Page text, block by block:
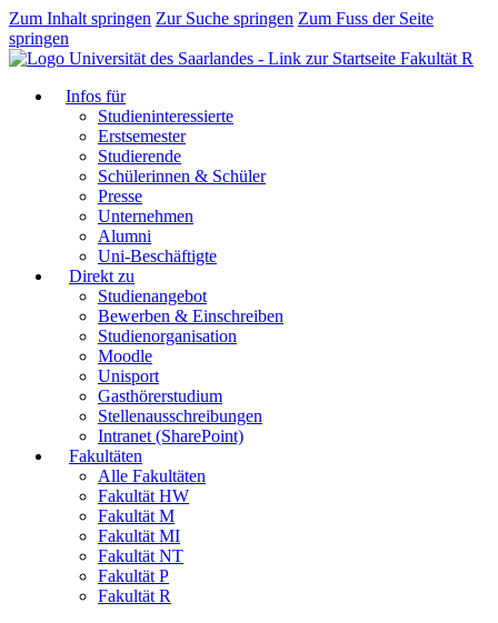
Zum Inhalt springen Zur Suche springen Zum Fuss der Seite
springen
Fakultät R
Infos für
Studieninteressierte
Erstsemester
Studierende
Schülerinnen & Schüler
Presse
Unternehmen
Alumni
Uni-Beschäftigte
Direkt zu
Studienangebot
Bewerben & Einschreiben
Studienorganisation
Moodle
Unisport
Gasthörerstudium
Stellenausschreibungen
Intranet (SharePoint)
Fakultäten
Alle Fakultäten
Fakultät HW
Fakultät M
Fakultät MI
Fakultät NT
Fakultät P
Fakultät R